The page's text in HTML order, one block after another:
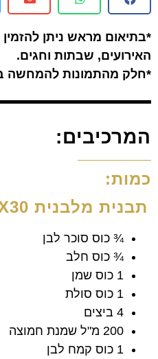
*בתיאום מראש ניתן להזמין
האירועים, שבתות וחגים.
*חלק מהתמונות להמחשה
המרכיבים:
כמות:
תבנית מלבנית 20X30
¾ כוס סוכר לבן
¾ כוס חלב
1 כוס שמן
1 כוס סולת
4 ביצים
200 מ"ל שמנת חמוצה
1 כוס קמח לבן